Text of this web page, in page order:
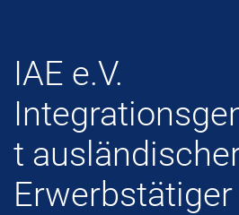
IAE e.V.
t
Erwerbstätiger